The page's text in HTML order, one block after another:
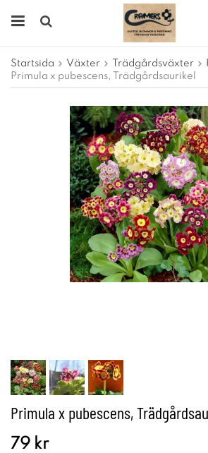
Startsida Växter Trädgårdsväxter
Primula x pubescens, Trädgårdsaurikel
Primula x pubescens,
79 kr